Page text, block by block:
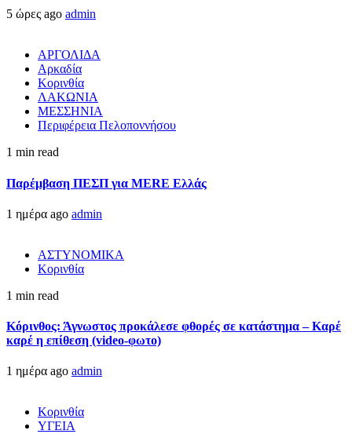
5 ώρες ago admin
ΑΡΓΟΛΙΔΑ
Αρκαδία
Κορινθία
ΛΑΚΩΝΙΑ
ΜΕΣΣΗΝΙΑ
Περιφέρεια Πελοποννήσου
1 min read
Παρέμβαση ΠΕΣΠ για MERE Ελλάς
1 ημέρα ago admin
ΑΣΤΥΝΟΜΙΚΑ
Κορινθία
1 min read
Κόρινθος: Άγνωστος προκάλεσε φθορές σε κατάστημα – Καρέ
καρέ η επίθεση (video-φωτο)
1 ημέρα ago admin
Κορινθία
ΥΓΕΙΑ